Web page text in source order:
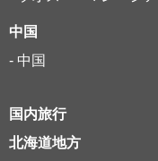
中国
- 中国
国内旅行
北海道地方